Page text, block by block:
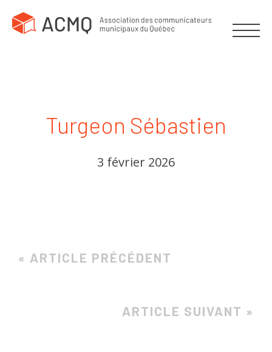
Turgeon Sébastien
3 février 2026
« ARTICLE PRÉCÉDENT
ARTICLE SUIVANT »